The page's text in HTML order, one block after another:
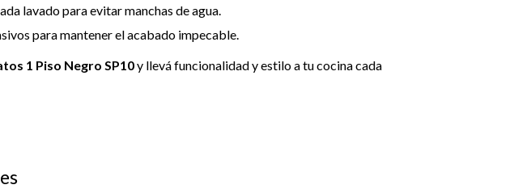
lavado para evitar manchas de agua.
para mantener el acabado impecable.
1 Piso Negro SP10y llevá funcionalidad y estilo a tu cocina cada